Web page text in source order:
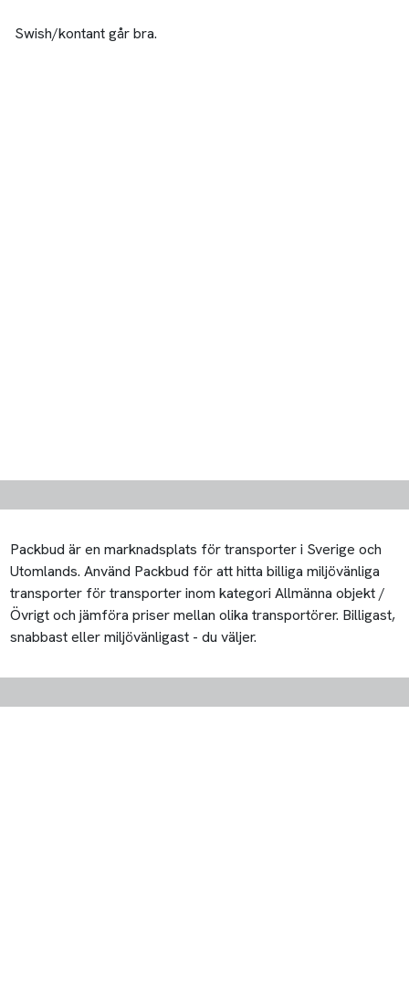
Swish/kontant går bra.
Packbud är en marknadsplats för transporter i Sverige och
Utomlands. Använd Packbud för att hitta billiga miljövänliga
transporter för transporter inom kategori Allmänna objekt /
Övrigt och jämföra priser mellan olika transportörer. Billigast,
snabbast eller miljövänligast - du väljer.